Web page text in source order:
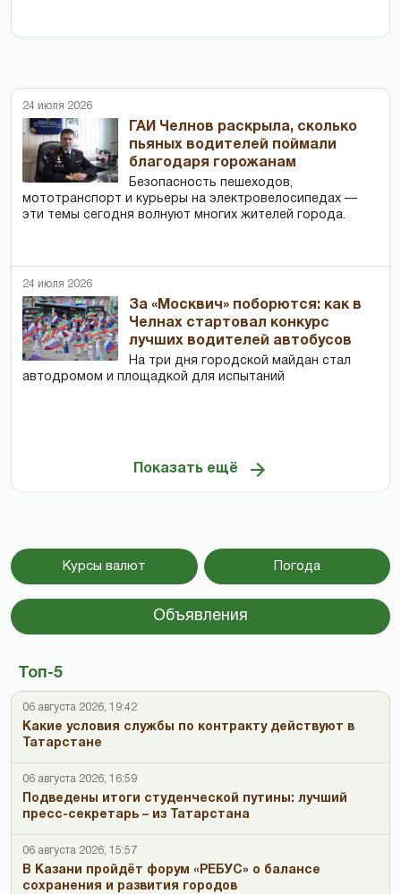
24 июля 2026
ГАИ Челнов раскрыла, сколько
пьяных водителей поймали
благодаря горожанам
Безопасность пешеходов,
мототранспорт и курьеры на электровелосипедах —
эти темы сегодня волнуют многих жителей города.
24 июля 2026
За «Москвич» поборются: как в
Челнах стартовал конкурс
лучших водителей автобусов
На три дня городской майдан стал
автодромом и площадкой для испытаний
Показать ещё
Курсы валют Погода
Объявления
Топ-5
06 августа 2026, 19:42
Какие условия службы по контракту действуют в
Татарстане
06 августа 2026, 16:59
Подведены итоги студенческой путины: лучший
пресс-секретарь – из Татарстана
06 августа 2026, 15:57
В Казани пройдёт форум «РЕБУС» о балансе
сохранения и развития городов